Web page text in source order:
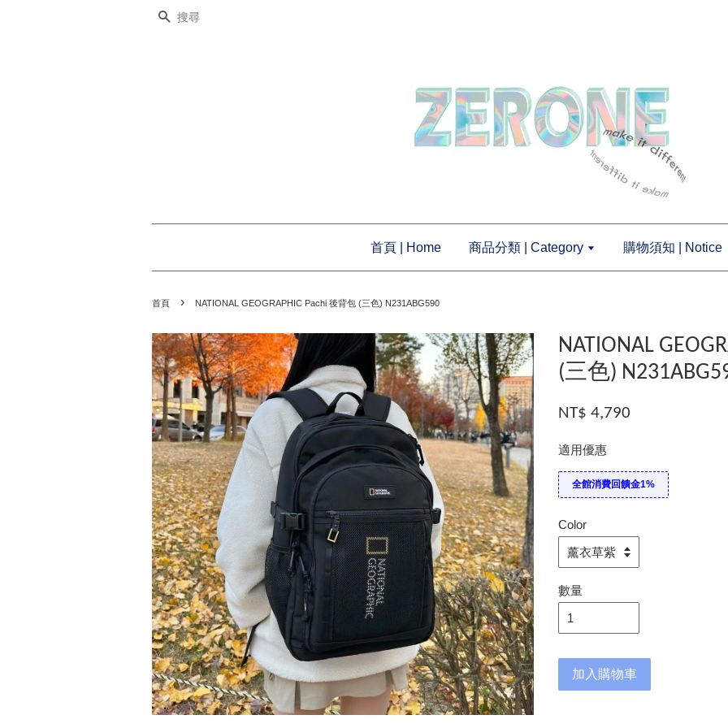
搜尋
首頁 | Home 商品分類 | Category 購物須知 | Notice
首頁 › NATIONAL GEOGRAPHIC Pachi 後背包 (三色) N231ABG590
NATIONAL
(三色)
NT$ 4,790
適用優惠
全館消費回饋金1%
Color
數量
加入購物車